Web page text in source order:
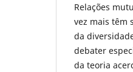
Relações
vez mais têm
da
debater
da teoria